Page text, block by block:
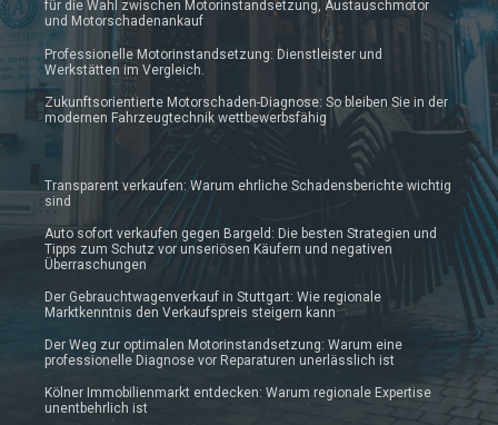
für die Wahl zwischen Motorinstandsetzung, Austauschmotor
und Motorschadenankauf
Professionelle Motorinstandsetzung: Dienstleister und
Werkstätten im Vergleich.
Zukunftsorientierte Motorschaden-Diagnose: So bleiben Sie in der
modernen Fahrzeugtechnik wettbewerbsfähig
Transparent verkaufen: Warum ehrliche Schadensberichte wichtig
sind
Auto sofort verkaufen gegen Bargeld: Die besten Strategien und
Tipps zum Schutz vor unseriösen Käufern und negativen
Überraschungen
Der Gebrauchtwagenverkauf in Stuttgart: Wie regionale
Marktkenntnis den Verkaufspreis steigern kann
Der Weg zur optimalen Motorinstandsetzung: Warum eine
professionelle Diagnose vor Reparaturen unerlässlich ist
Kölner Immobilienmarkt entdecken: Warum regionale Expertise
unentbehrlich ist